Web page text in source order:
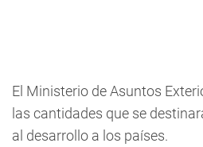
El Ministerio de Asuntos
las cantidades que se
al desarrollo a los países.